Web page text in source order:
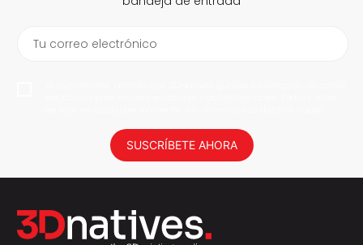
Tu correo electrónico
SUSCRÍBETE AHORA